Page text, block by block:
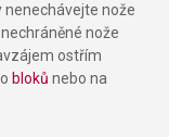
nenechávejte nože
nože
ostřím
bloků nebo na